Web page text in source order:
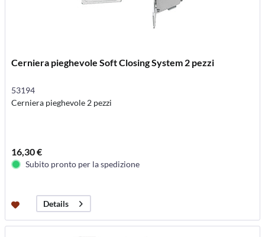
Cerniera pieghevole Soft Closing System 2 pezzi
53194
Cerniera pieghevole 2 pezzi
16,30 €
Subito pronto per la spedizione
Details